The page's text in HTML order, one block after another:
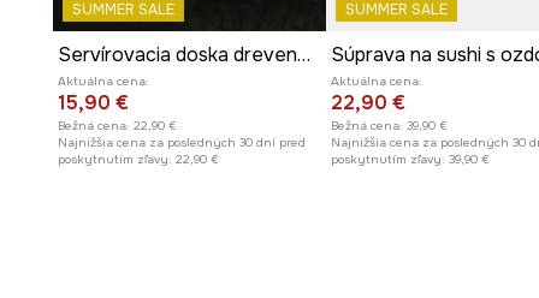
SUMMER SALE
Servírovacia doska drevené s gravírovaním
Aktuálna cena:
15,90 €
Bežná cena: 22,90 €
Najnižšia cena za posledných 30 dní pred
poskytnutím zľavy: 22,90 €
SUMMER SALE
Aktuálna cena:
22,90 €
Bežná cena: 39,90 €
Najnižšia cena za posledných 30
poskytnutím zľavy: 39,90 €